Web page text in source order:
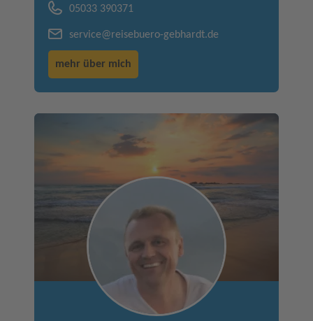
05033 390371
service@reisebuero-gebhardt.de
mehr über mich